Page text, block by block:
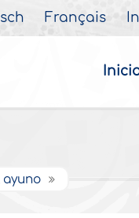
Français
ayuno